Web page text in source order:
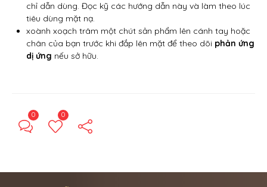
chỉ dẫn dùng. Đọc kỹ các hướng dẫn này và làm theo lúc
tiêu dùng mặt nạ.
xoành xoạch trâm một chút sản phẩm lên cánh tay hoặc
chân của bạn trước khi đắp lên mặt để theo dõi phản ứng
dị ứng nếu sở hữu.
0 0